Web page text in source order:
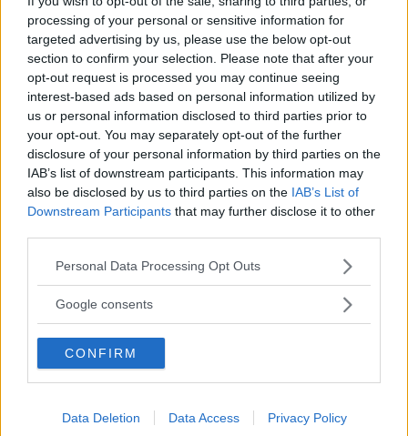
processing of your personal or sensitive information for
targeted advertising by us, please use the below opt-out
section to confirm your selection. Please note that after your
opt-out request is processed you may continue seeing
interest-based ads based on personal information utilized by
us or personal information disclosed to third parties prior to
your opt-out. You may separately opt-out of the further
disclosure of your personal information by third parties on the
IAB’s list of downstream participants. This information may
also be disclosed by us to third parties on the IAB’s List of
Downstream Participants that may further disclose it to other
Please note that this website/app uses one or more Google
not limited to your visit or usage behaviour. You may click to
use your data for below specified purposes in below Google
consent section.
Personal Data Processing Opt Outs
Google consents
CONFIRM
Data Deletion Data Access Privacy Policy
Kinderheim
Baby Sitter
Parchi